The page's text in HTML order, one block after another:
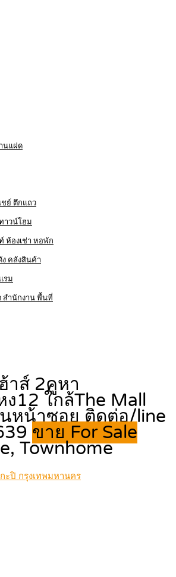
นแฝด
ย์ ตึกแถว
าวน์โฮม
ห้องเช่า หอพัก
ง คลังสินค้า
รม
สำนักงาน พื้นที่
าส์ 2คูหา
12 ใกล้The Mall
หน้าซอย ติดต่อ/line
ขาย For Sale
Townhome
ะปิ กรุงเทพมหานคร